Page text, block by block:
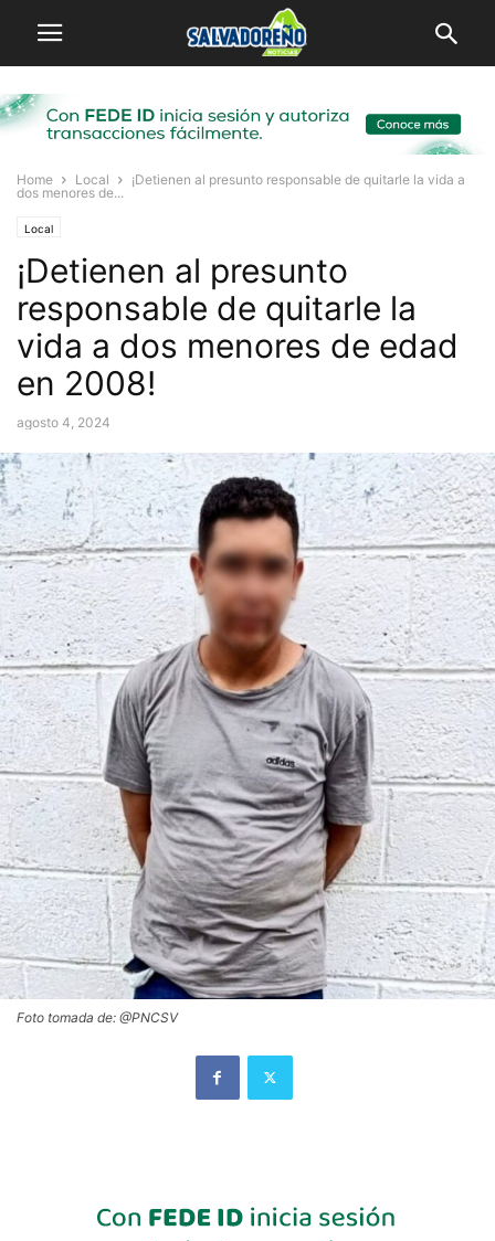
Home Local
¡Detienen al presunto responsable de quitarle la vida a
dos menores de...
Local
¡Detienen al presunto
responsable de quitarle la
vida a dos menores de edad
en 2008!
agosto 4, 2024
Foto tomada de: @PNCSV